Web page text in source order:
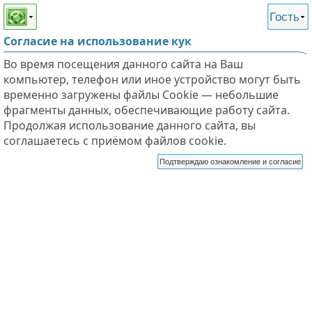
Этот сайт поддерживает
слабовидящих
Гость
Согласие на использование кук
Во время посещения данного сайта на Ваш
компьютер, телефон или иное устройство могут быть
временно загружены файлы Cookie — небольшие
фрагменты данных, обеспечивающие работу сайта.
Продолжая использование данного сайта, вы
соглашаетесь с приёмом файлов cookie.
Подтверждаю ознакомление и согласие